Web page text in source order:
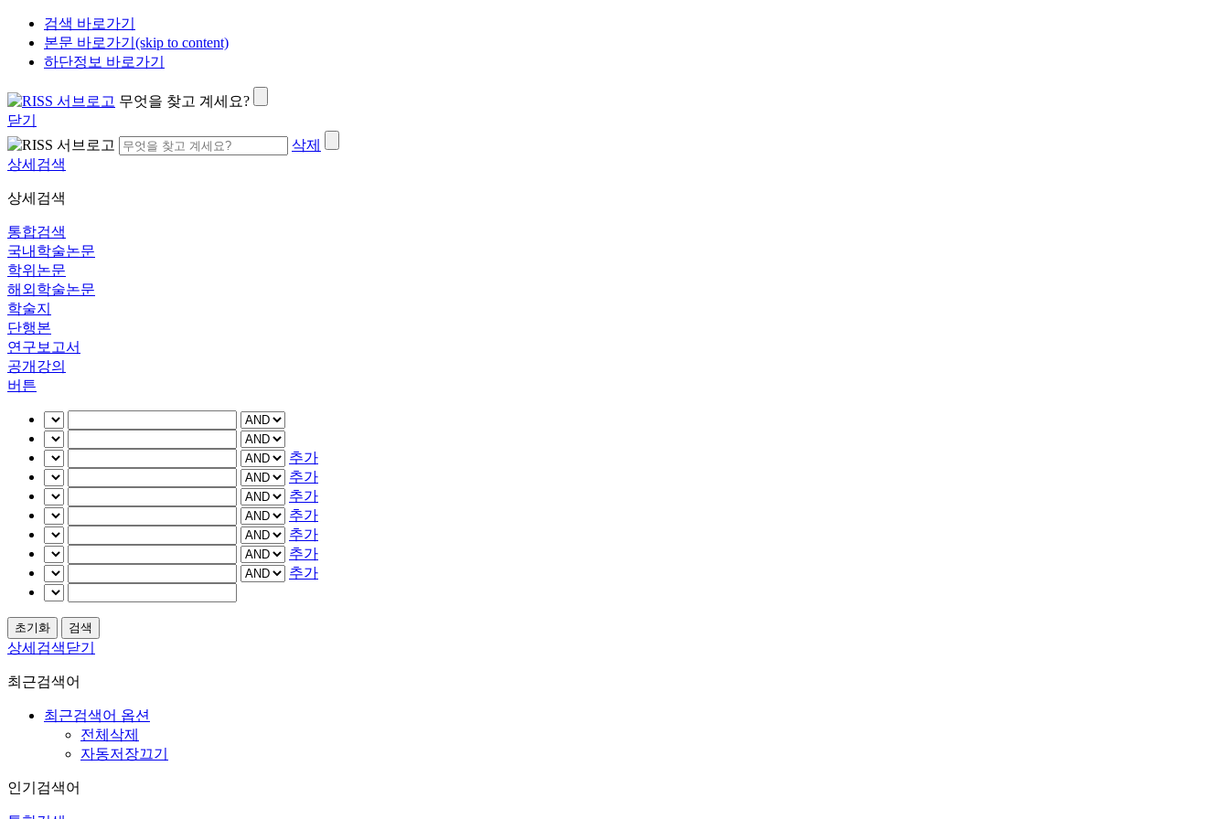
검색 바로가기
본문 바로가기(skip to content)
하단정보 바로가기
무엇을 찾고 계세요?
닫기
삭제
상세검색
상세검색
통합검색
국내학술논문
학위논문
해외학술논문
학술지
단행본
연구보고서
공개강의
버튼
추가
추가
추가
추가
추가
추가
추가
상세검색닫기
최근검색어
최근검색어 옵션
전체삭제
자동저장끄기
인기검색어